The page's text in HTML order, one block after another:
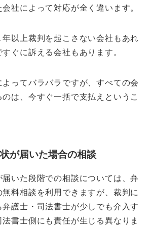
社によって対応が全く違います。
以上裁判を起こさない会社もあれ
ぐに訴える会社もあります。
よってバラバラですが、すべての会
は、今すぐ一括で支払えというこ
が届いた場合の相談
いた段階での相談については、弁
料相談を利用できますが、裁判に
護士・司法書士が少しでも介入す
書士側にも責任が生じる異なりま